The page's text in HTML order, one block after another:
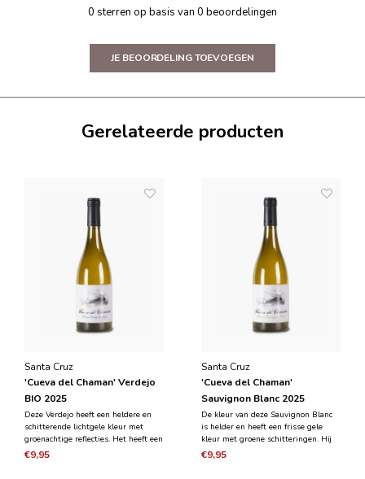
0 sterren op basis van 0 beoordelingen
JE BEOORDELING TOEVOEGEN
Gerelateerde producten
Santa Cruz
'Cueva del Chaman' Verdejo
BIO 2025
Deze Verdejo heeft een heldere en
schitterende lichtgele kleur met
groenachtige reflecties. Het heeft een
aroma van gemiddelde hoge
€9,95
Santa Cruz
'Cueva del Chaman'
Sauvignon Blanc 2025
De kleur van deze Sauvignon Blanc
is helder en heeft een frisse gele
kleur met groene schitteringen. Hij
heeft een middelhoge intensiteit in
€9,95